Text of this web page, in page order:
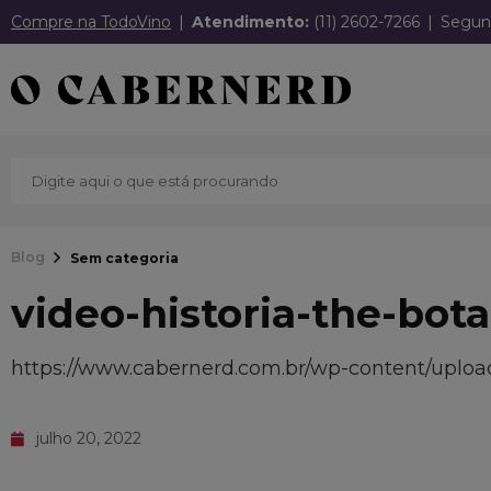
Compre na TodoVino Atendimento: (11) 2602-7266
Blog Sem categoria
video-historia-the-
https://www.cabernerd.com.br/wp-content/
julho 20, 2022